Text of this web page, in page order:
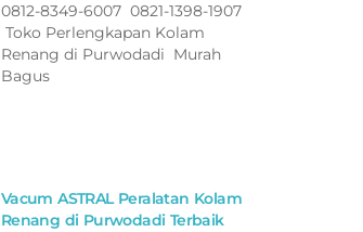
0812-8349-6007 0821-1398-1907
Toko Perlengkapan Kolam
Renang di Purwodadi Murah
Bagus
Vacum ASTRAL Peralatan Kolam
Renang di Purwodadi Terbaik